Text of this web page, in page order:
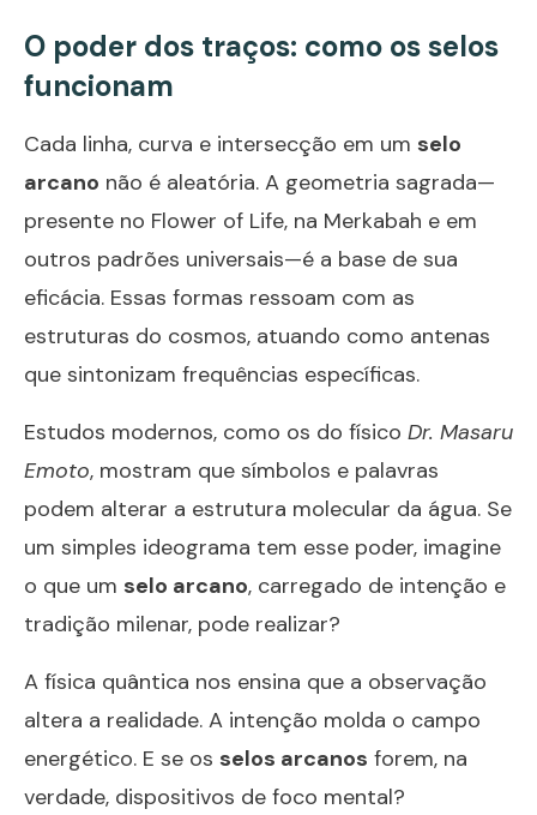
O poder dos traços: como os selos
funcionam
Cada linha, curva e intersecção em um selo
arcano não é aleatória. A geometria sagrada—
presente no Flower of Life, na Merkabah e em
outros padrões universais—é a base de sua
eficácia. Essas formas ressoam com as
estruturas do cosmos, atuando como antenas
que sintonizam frequências específicas.
Estudos modernos, como os do físico Dr. Masaru
Emoto, mostram que símbolos e palavras
podem alterar a estrutura molecular da água. Se
um simples ideograma tem esse poder, imagine
o que um selo arcano, carregado de intenção e
tradição milenar, pode realizar?
A física quântica nos ensina que a observação
altera a realidade. A intenção molda o campo
energético. E se os selos arcanos forem, na
verdade, dispositivos de foco mental?